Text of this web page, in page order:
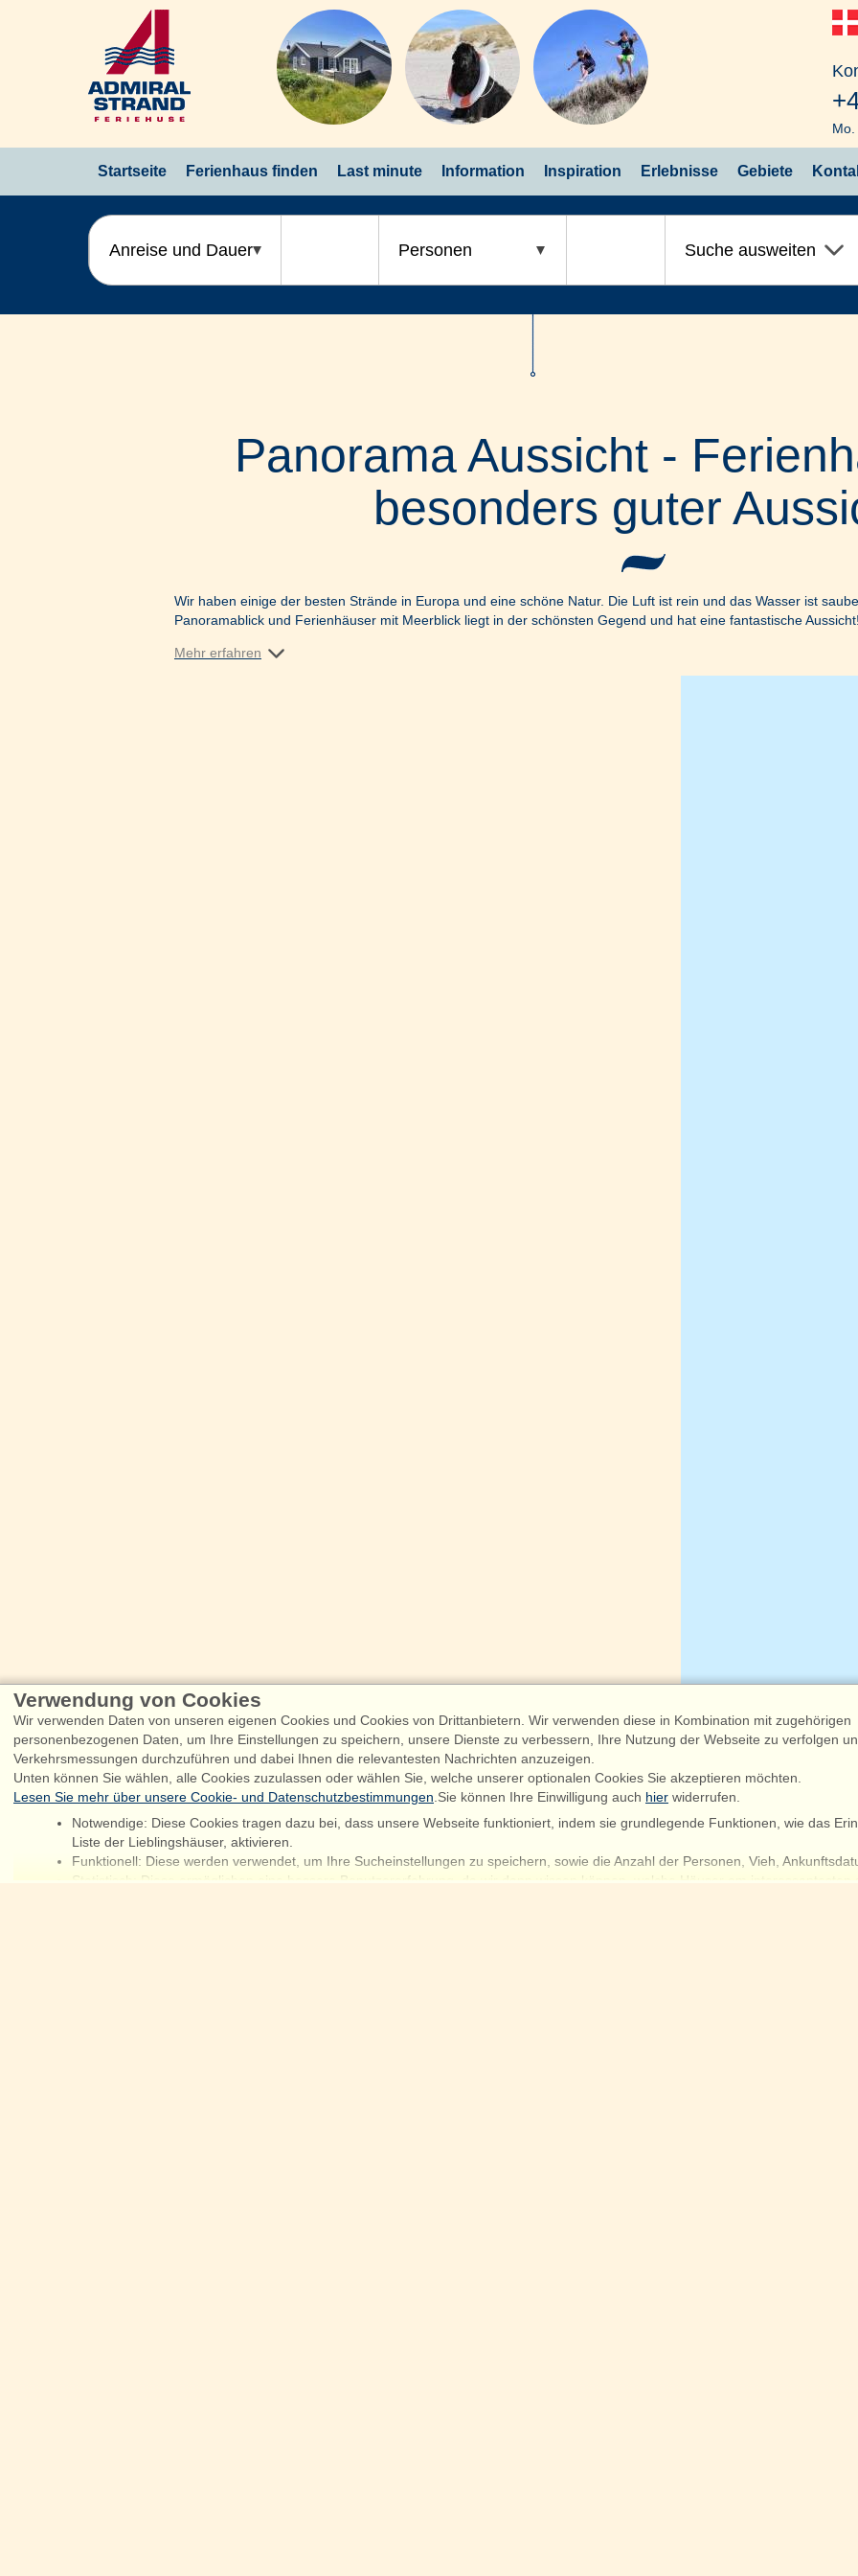
Startseite Ferienhaus finden Last minute Information Inspiration Erlebnisse Gebiete
Anreise und Dauer Personen Suche ausweiten
Panorama Aussicht -
besonders guter
Wir haben einige der besten Strände in Europa und eine schöne Natur. Die Luft ist rein und das Wasser ist
Panoramablick und Ferienhäuser mit Meerblick liegt in der schönsten Gegend und hat eine fantastische Aussicht!
Mehr erfahren
Verwendung von Cookies
Wir verwenden Daten von unseren eigenen Cookies und Cookies von Drittanbietern. Wir verwenden diese in Kombination mit zugehörigen
personenbezogenen Daten, um Ihre Einstellungen zu speichern, unsere Dienste zu verbessern, Ihre Nutzung der Webseite zu verfolgen
Verkehrsmessungen durchzuführen und dabei Ihnen die relevantesten Nachrichten anzuzeigen.
Unten können Sie wählen, alle Cookies zuzulassen oder wählen Sie, welche unserer optionalen Cookies Sie akzeptieren möchten.
Lesen Sie mehr über unsere Cookie- und Datenschutzbestimmungen .Sie können Ihre Einwilligung auch hier widerrufen.
Notwendige: Diese Cookies tragen dazu bei, dass unsere Webseite funktioniert, indem sie grundlegende Funktionen, wie das
Liste der Lieblingshäuser, aktivieren.
Funktionell: Diese werden verwendet, um Ihre Sucheinstellungen zu speichern, sowie die Anzahl der Personen, Vieh,
Statistisch: Diese ermöglichen eine bessere Benutzererfahrung, da wir dann wissen können, welche Häuser am interessantesten
Chatten